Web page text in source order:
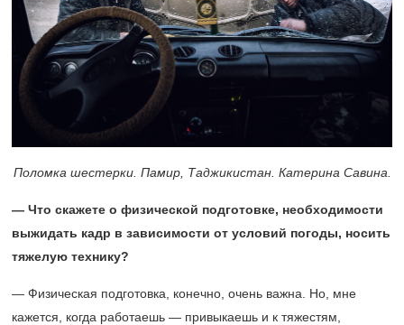
Поломка шестерки. Памир, Таджикистан. Катерина Савина.
— Что скажете о физической подготовке, необходимости
выжидать кадр в зависимости от условий погоды, носить
тяжелую технику?
— Физическая подготовка, конечно, очень важна. Но, мне
кажется, когда работаешь — привыкаешь и к тяжестям,